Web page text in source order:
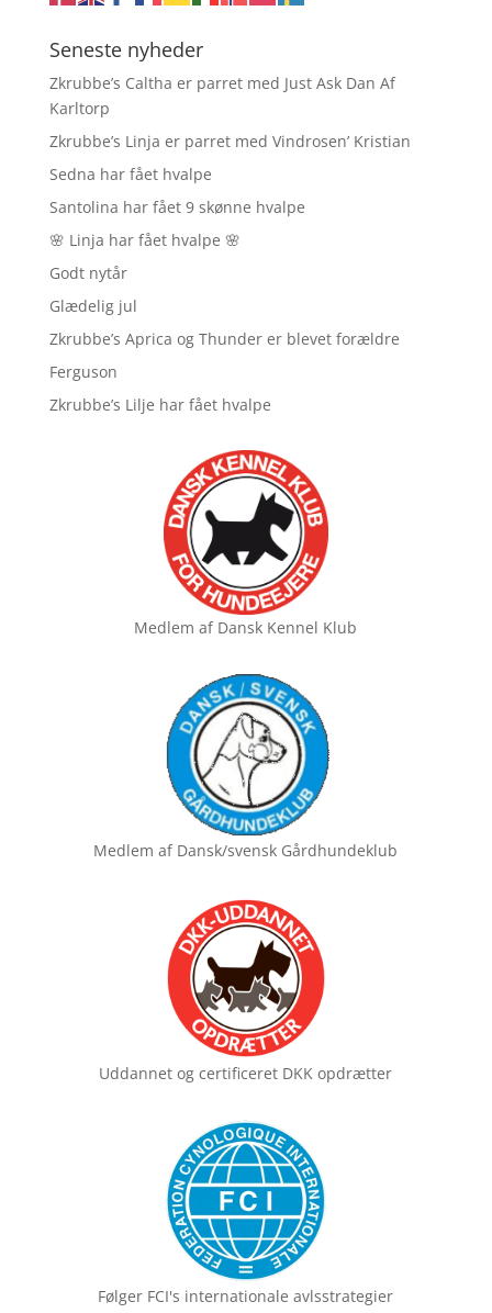
Seneste nyheder
Zkrubbe’s Caltha er parret med Just Ask Dan Af
Karltorp
Zkrubbe’s Linja er parret med Vindrosen’ Kristian
Sedna har fået hvalpe
Santolina har fået 9 skønne hvalpe
🌸 Linja har fået hvalpe 🌸
Godt nytår
Glædelig jul
Zkrubbe’s Aprica og Thunder er blevet forældre
Ferguson
Zkrubbe’s Lilje har fået hvalpe
Medlem af Dansk Kennel Klub
Medlem af Dansk/svensk Gårdhundeklub
Uddannet og certificeret DKK opdrætter
Følger FCI's internationale avlsstrategier